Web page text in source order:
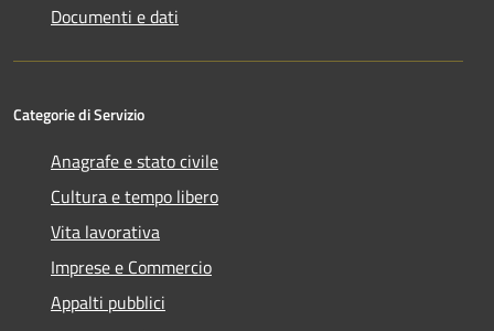
Documenti e dati
Categorie di Servizio
Anagrafe e stato civile
Cultura e tempo libero
Vita lavorativa
Imprese e Commercio
Appalti pubblici